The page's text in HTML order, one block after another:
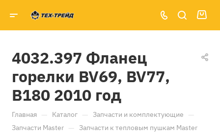
4032.397 Фланец
горелки BV69, BV77,
B180 2010 год
Главная — Каталог — Запчасти и комплектующие —
Запчасти Master — Запчасти к тепловым пушкам Master